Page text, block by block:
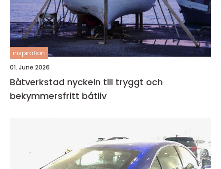
inspiration
01. June 2026
Båtverkstad nyckeln till tryggt och
bekymmersfritt båtliv